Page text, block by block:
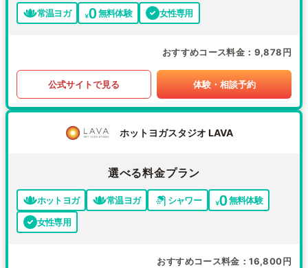
常温ヨガ 無料体験 女性専用
おすすめコース料金 9,878円
公式サイトで見る 体験・相談予約
ホットヨガスタジオ LAVA
選べる料金プラン
ホットヨガ 常温ヨガ シャワー
無料体験
女性専用
おすすめコース料金 16,800円